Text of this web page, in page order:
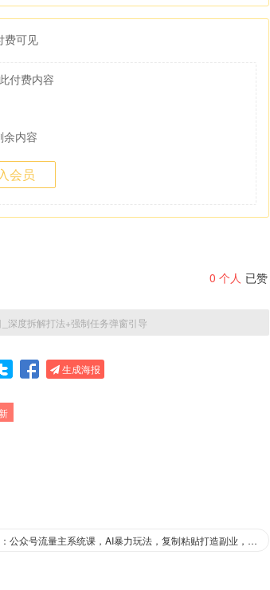
费可见
付费内容
余内容
会员
0 个人 已赞
深度拆解打法+强制任务弹窗引导
生成海报
下一篇：公众号流量主系统课，AI暴力玩法，复制粘贴打造副业，日入5张 +【附工具指令】